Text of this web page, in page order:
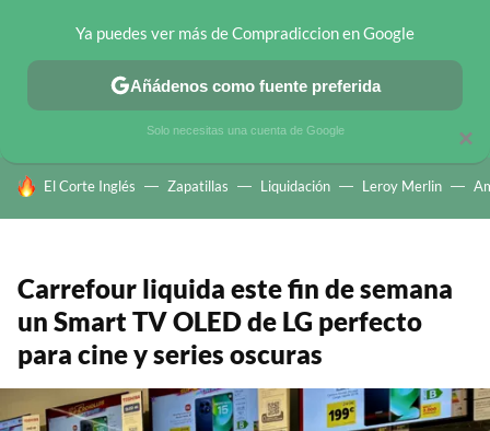
CHOLLOS TELEGRAM OFERTAS EN MÓVILES OFERTAS EN
HOY SE HABLA DE
El Corte Inglés Zapatillas Liquidación Leroy Merlin
Carrefour liquida este fin de semana
un Smart TV OLED de LG perfecto
para cine y series oscuras
×
Ya puedes ver más de Compradiccion en Google
Añádenos como fuente preferida
Solo necesitas una cuenta de Google